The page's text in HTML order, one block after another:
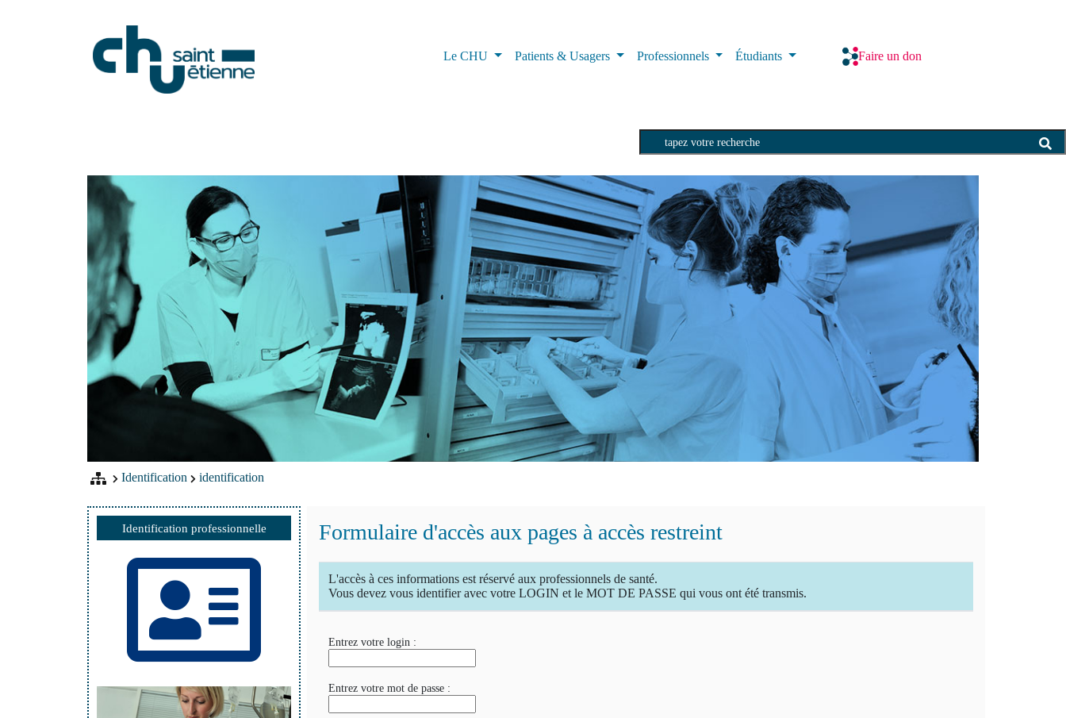
Le CHU Patients & Usagers Professionnels Étudiants Faire un don
Identification identification
Identification professionnelle Formulaire d'accès aux pages à accès restreint
L'accès à ces informations est réservé aux professionnels de santé.
Vous devez vous identifier avec votre LOGIN et le MOT DE PASSE qui vous ont été transmis.
Entrez votre login :
Entrez votre mot de passe :